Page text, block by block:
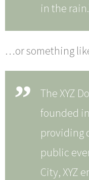
in the
…or something
The XYZ
founded
providing
public
City, XYZ